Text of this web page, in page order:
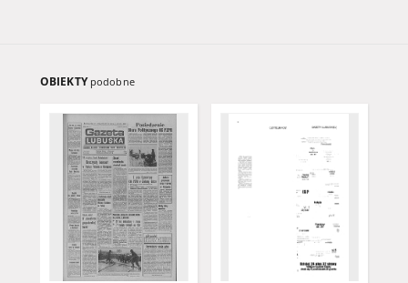
OBIEKTY podobne